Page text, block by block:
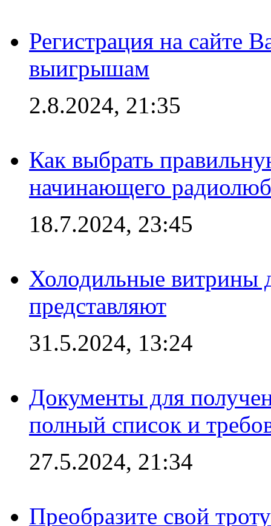
Регистрация на сайте
выигрышам
2.8.2024, 21:35
Как выбрать
начинающего
18.7.2024, 23:45
Холодильные витрины
представляют
31.5.2024, 13:24
Документы для
полный список и
27.5.2024, 21:34
Преобразите свой